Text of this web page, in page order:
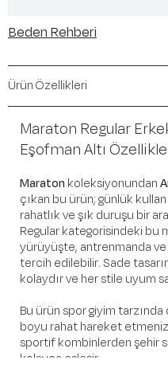
Beden Rehberi
Ürün Özellikleri
Maraton Regular
Eşofman Altı
Maraton koleksiyonundan
çıkan bu ürün; günlük
rahatlık ve şık duruşu bir
Regular kategorisindeki bu
yürüyüşte, antrenmanda
tercih edilebilir. Sade
kolaydır ve her stile uyum
Bu ürün spor giyim
boyu rahat hareket
sportif kombinlerden şehir
kolayca eşleşir.